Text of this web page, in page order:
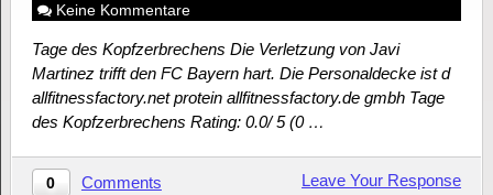
Keine Kommentare
Tage des Kopfzerbrechens Die Verletzung von Javi
Martinez trifft den FC Bayern hart. Die Personaldecke ist d
allfitnessfactory.net protein allfitnessfactory.de gmbh Tage
des Kopfzerbrechens Rating: 0.0/ 5 (0 …
0 Comments Leave Your Response